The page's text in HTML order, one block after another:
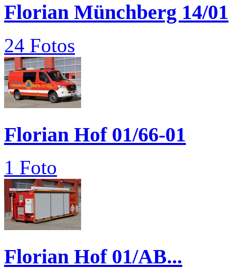
Florian Münchberg 14/01
24 Fotos
Florian Hof 01/66-01
1 Foto
Florian Hof 01/AB...